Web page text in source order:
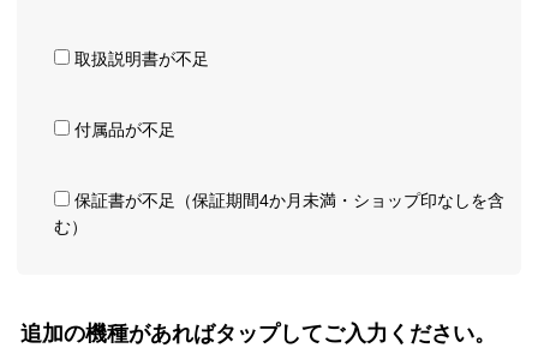
取扱説明書が不足
付属品が不足
保証書が不足（保証期間4か月未満・ショップ印なしを含
む）
追加の機種があればタップしてご入力ください。